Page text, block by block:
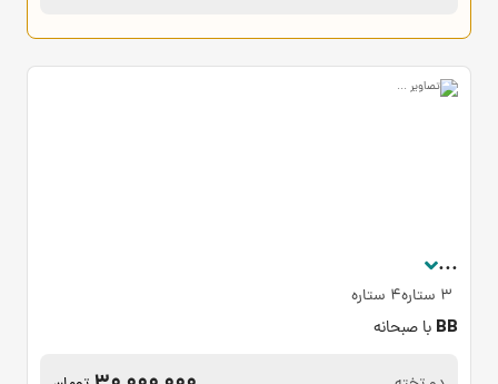
...
3 ستاره4 ستاره
BB با صبحانه